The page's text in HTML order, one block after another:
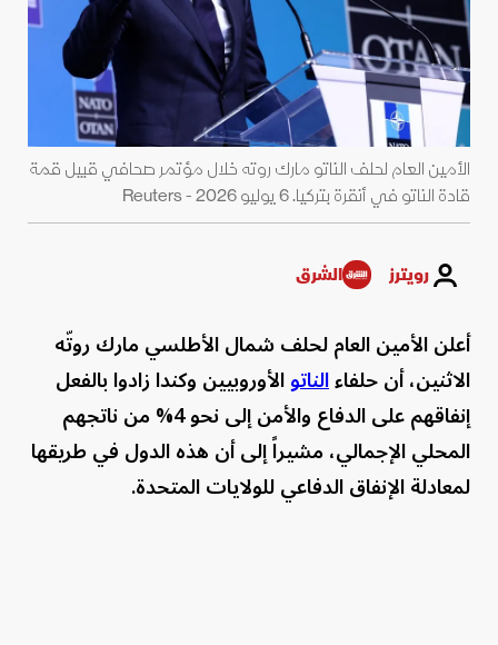
الأمين العام لحلف الناتو مارك روته خلال مؤتمر صحافي قبيل قمة
قادة الناتو في أنقرة بتركيا. 6 يوليو 2026 - Reuters
رويترز الشرق
أعلن الأمين العام لحلف شمال الأطلسي مارك روتّه
الاثنين، أن حلفاءالناتوالأوروبيين وكندا زادوا بالفعل
إنفاقهم على الدفاع والأمن إلى نحو 4% من ناتجهم
المحلي الإجمالي، مشيراً إلى أن هذه الدول في طريقها
لمعادلة الإنفاق الدفاعي للولايات المتحدة.